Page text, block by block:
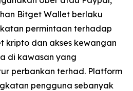
Bitget Wallet berlaku
permintaan terhadap
kripto dan akses kewangan
di kawasan yang
perbankan terhad. Platform
pengguna sebanyak